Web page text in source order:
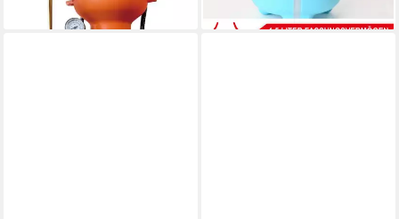
verstellbare Düse
lieferbar - in 3-4 Werktagen bei dir